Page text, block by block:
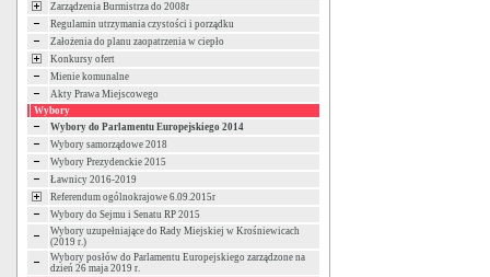
Zarządzenia Burmistrza do 2008r
Regulamin utrzymania czystości i porządku
Założenia do planu zaopatrzenia w ciepło
Konkursy ofert
Mienie komunalne
Akty Prawa Miejscowego
Wybory
Wybory do Parlamentu Europejskiego 2014
Wybory samorządowe 2018
Wybory Prezydenckie 2015
Ławnicy 2016-2019
Referendum ogólnokrajowe 6.09.2015r
Wybory do Sejmu i Senatu RP 2015
Wybory uzupełniające do Rady Miejskiej w Krośniewicach
(2019 r.)
Wybory posłów do Parlamentu Europejskiego zarządzone na
dzień 26 maja 2019 r.